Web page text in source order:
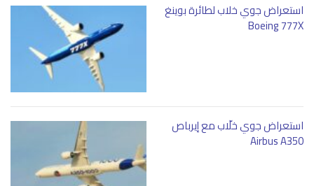
استعراض جوي خلاب لطائرة بوينغ
Boeing 777X
استعراض جوي خلّاب مع إيرباص
Airbus A350